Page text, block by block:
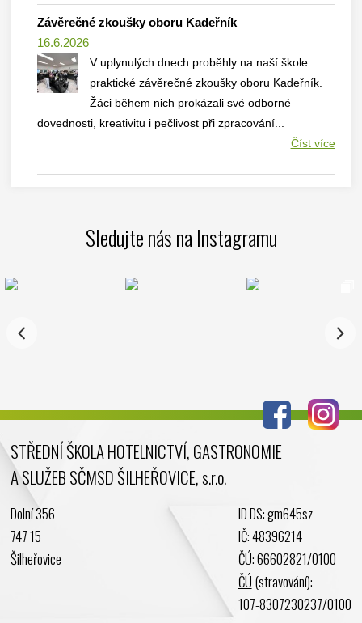
Závěrečné zkoušky oboru Kadeřník
16.6.2026
V uplynulých dnech proběhly na naší škole
praktické závěrečné zkoušky oboru Kadeřník.
Žáci během nich prokázali své odborné
dovednosti, kreativitu i pečlivost při zpracování...
Číst více
Sledujte nás na Instagramu
STŘEDNÍ ŠKOLA HOTELNICTVÍ, GASTRONOMIE
A SLUŽEB SČMSD ŠILHEŘOVICE, s.r.o.
Dolní 356
747 15
Šilheřovice
ID DS: gm645sz
IČ: 48396214
ČÚ:66602821/0100
ČÚ (stravování):
107-8307230237/0100